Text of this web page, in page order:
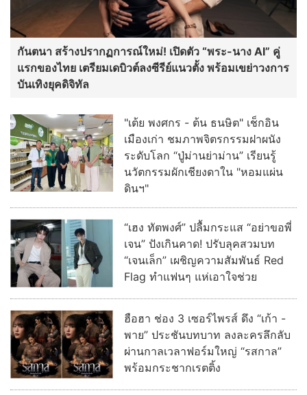
กันตนา สร้างปรากฏการณ์ใหม่! เปิดตัว “พระ-นาง AI” คู่
แรกของไทย เตรียมเดบิวต์ลงซีรีย์แนวตั้ง พร้อมเขย่าวงการ
บันเทิงยุคดิจิทัล
"เต้ย พงศกร - ต้น ธนษิต" เช็กอิน
เมืองเก่า ชมภาพจิตรกรรมฝาผนัง
ระดับโลก “ปู่ม่านย่าม่าน” เรียนรู้
นวัตกรรมผักเชียงดาใน "หอมแผ่น
ดินฯ"
“เฮง ทัตพงศ์” ปลื้มกระแส “อย่าขอพี่
เจน” ปังเกินคาด! ปรับลุคสวมบท
“เจนเล็ก” เผชิญความสัมพันธ์ Red
Flag ทำแฟนๆ แห่เอาใจช่วย
ฮือฮา ช่อง 3 เซอร์ไพรส์ ดึง “เก้า -
พาย” ประชันบทบาท ลงละครลึกลับ
ผ่านกาลเวลาฟอร์มใหญ่ “รสกาล”
พร้อมกระชากเรตติ้ง